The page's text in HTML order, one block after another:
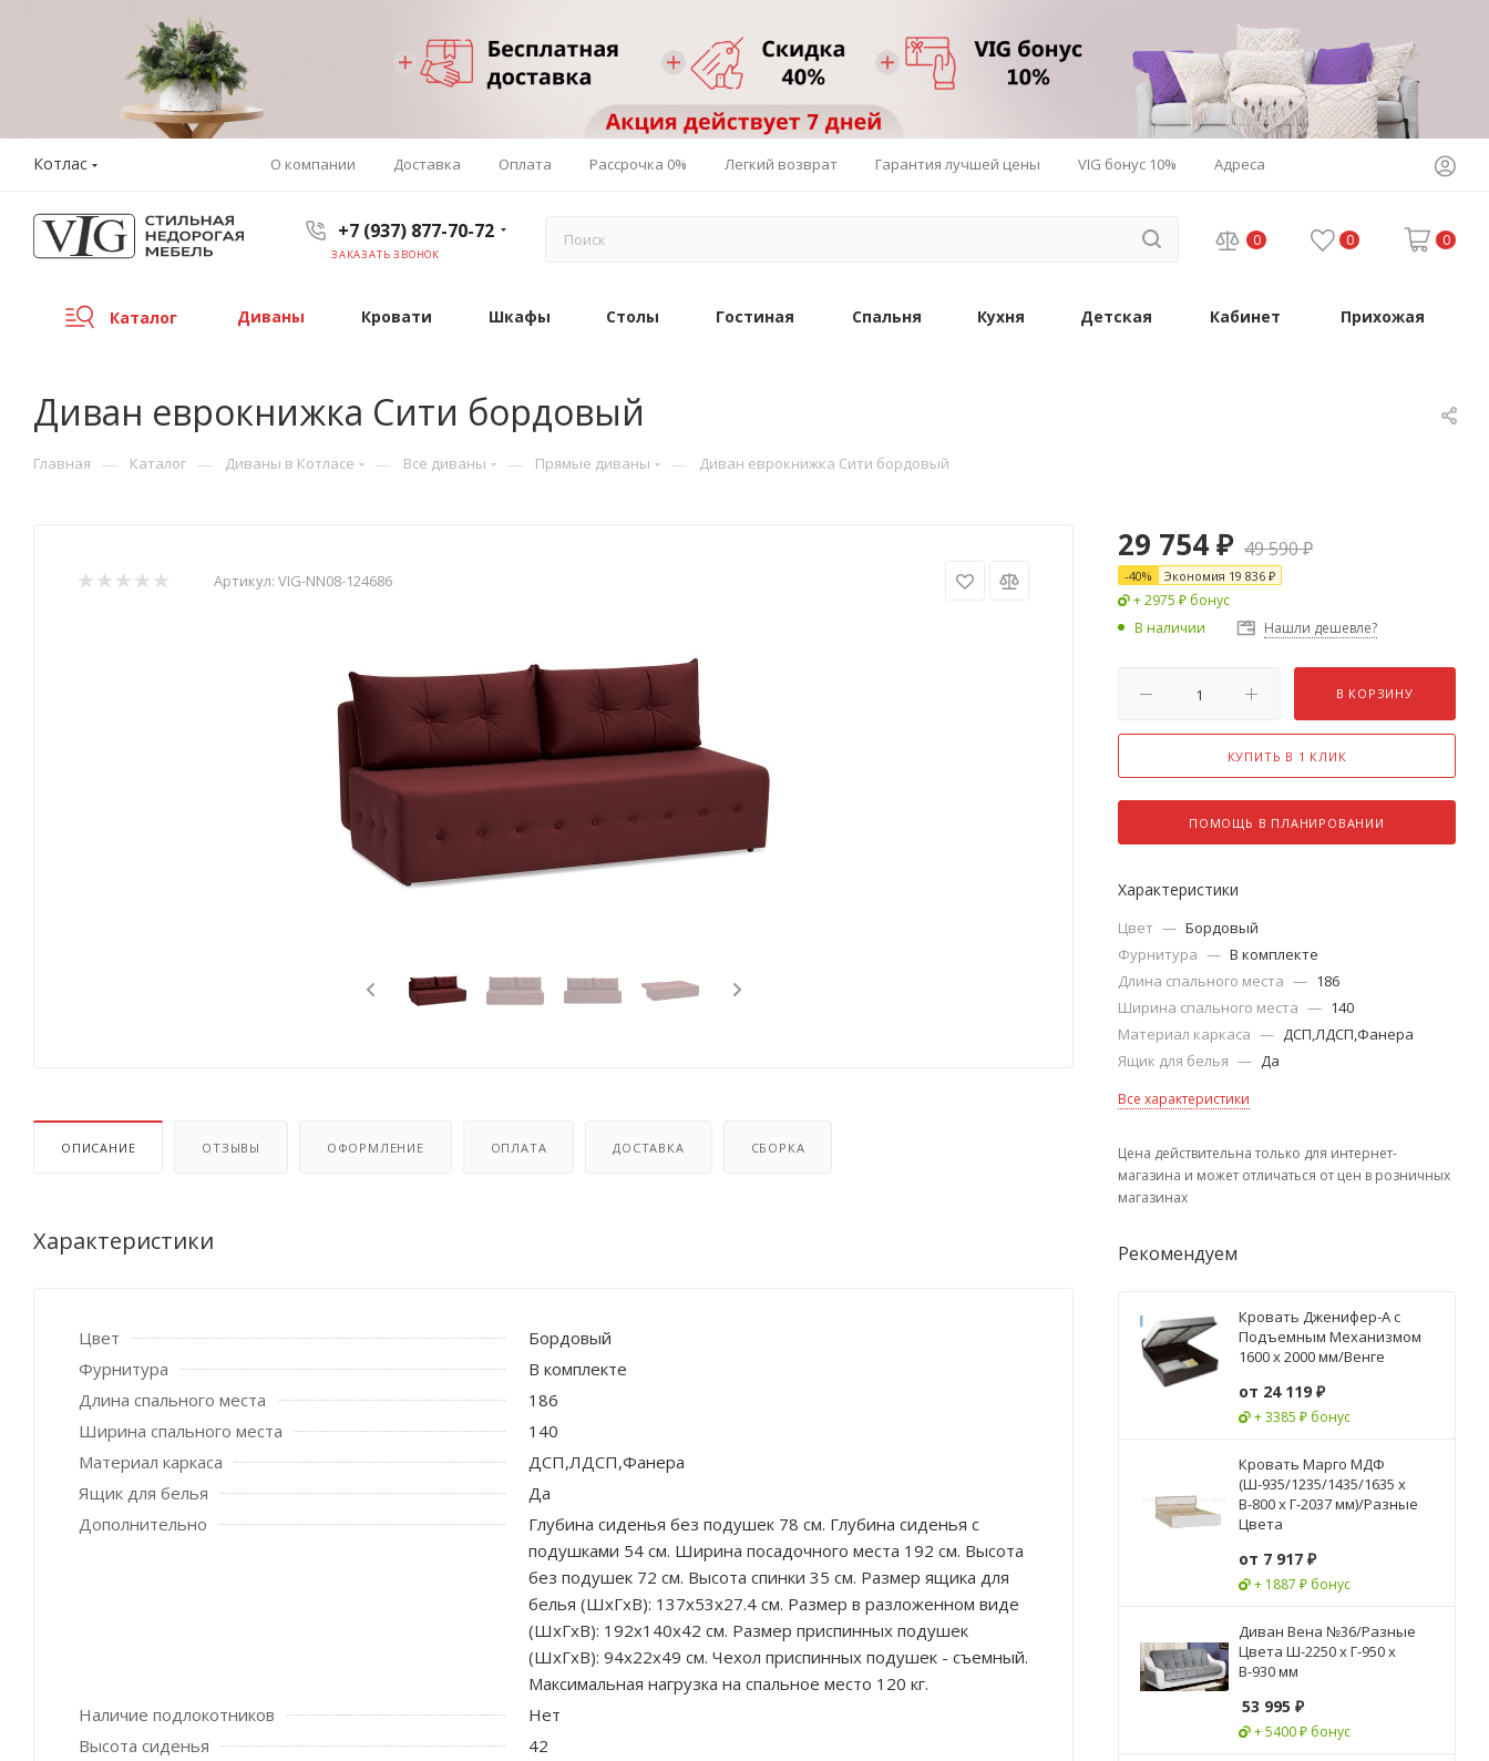
Котлас О компании Доставка Оплата Рассрочка 0% Легкий возврат Гарантия лучшей цены VIG бонус 10% Адреса
+7 (937) 877-70-72
ЗАКАЗАТЬ ЗВОНОК
0 0 0
Каталог Диваны Кровати Шкафы Столы Гостиная Спальня Кухня Детская Кабинет Прихожая
Диван еврокнижка Сити бордовый
Главная — Каталог — Диваны в Котласе — Все диваны — Прямые диваны — Диван еврокнижка Сити бордовый
Артикул: VIG-NN08-124686
ОПИСАНИЕ ОТЗЫВЫ ОФОРМЛЕНИЕ ОПЛАТА ДОСТАВКА СБОРКА
Характеристики
Цвет
Бордовый
Фурнитура
В комплекте
Длина спального места
186
Ширина спального места
140
Материал каркаса
ДСП,ЛДСП,Фанера
Ящик для белья
Да
Дополнительно
Глубина сиденья без подушек 78 см. Глубина сиденья с
подушками 54 см. Ширина посадочного места 192 см. Высота
без подушек 72 см. Высота спинки 35 см. Размер ящика для
белья (ШхГхВ): 137х53х27.4 см. Размер в разложенном виде
(ШхГхВ): 192х140х42 см. Размер приспинных подушек
(ШхГхВ): 94х22х49 см. Чехол приспинных подушек - съемный.
Максимальная нагрузка на спальное место 120 кг.
Наличие подлокотников
Нет
Высота сиденья
42
29 754₽ 49 590₽
-40% Экономия 19 836 ₽
+ 2975 ₽ бонус
В наличии
Нашли дешевле?
В КОРЗИНУ
КУПИТЬ В 1 КЛИК
ПОМОЩЬ В ПЛАНИРОВАНИИ
Характеристики
Цвет — Бордовый
Фурнитура — В комплекте
Длина спального места — 186
Ширина спального места — 140
Материал каркаса — ДСП,ЛДСП,Фанера
Ящик для белья — Да
Все характеристики
Цена действительна только для интернет-
магазина и может отличаться от цен в розничных
магазинах
Рекомендуем
Кровать Дженифер-А с
Подъемным Механизмом
1600 х 2000 мм/Венге
от 24 119 ₽
+ 3385 ₽ бонус
Кровать Марго МДФ
(Ш-935/1235/1435/1635 x
В-800 x Г-2037 мм)/Разные
Цвета
от 7 917 ₽
+ 1887 ₽ бонус
Диван Вена №36/Разные
Цвета Ш-2250 х Г-950 х
В-930 мм
53 995 ₽
+ 5400 ₽ бонус